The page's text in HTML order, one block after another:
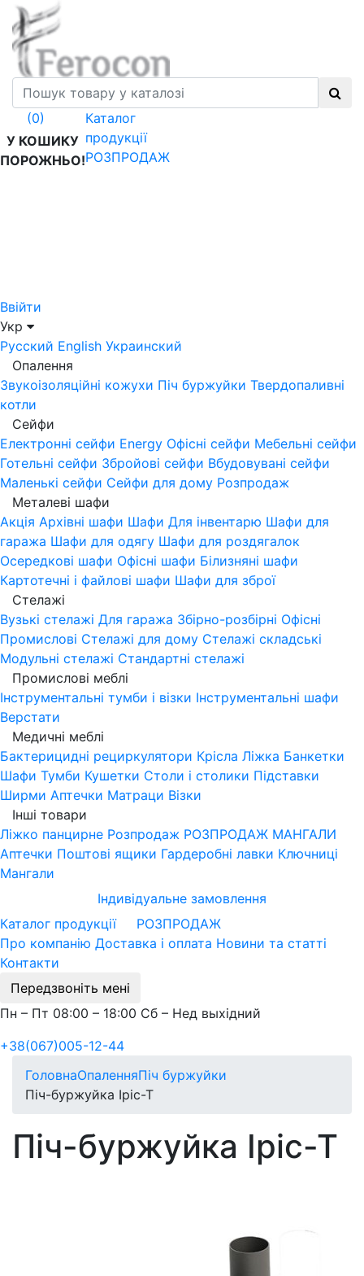
(0)
У КОШИКУ
ПОРОЖНЬО!
Каталог
продукції
РОЗПРОДАЖ
Ввійти
Укр
Русский English Украинский
Опалення
Звукоізоляційні кожухи Піч буржуйки Твердопаливні
котли
Сейфи
Електронні сейфи Energy Офісні сейфи Мебельні сейфи
Готельні сейфи Збройові сейфи Вбудовувані сейфи
Маленькі сейфи Сейфи для дому Розпродаж
Металеві шафи
Акція Архівні шафи Шафи Для інвентарю Шафи для
гаража Шафи для одягу Шафи для роздягалок
Осередкові шафи Офісні шафи Білизняні шафи
Картотечні і файлові шафи Шафи для зброї
Стелажі
Вузькі стелажі Для гаража Збірно-розбірні Офісні
Промислові Стелажі для дому Стелажі складські
Модульні стелажі Стандартні стелажі
Промислові меблі
Інструментальні тумби і візки Інструментальні шафи
Верстати
Медичні меблі
Бактерицидні рециркулятори Крісла Ліжка Банкетки
Шафи Тумби Кушетки Столи і столики Підставки
Ширми Аптечки Матраци Візки
Інші товари
Ліжко панцирне Розпродаж РОЗПРОДАЖ МАНГАЛИ
Аптечки Поштові ящики Гардеробні лавки Ключниці
Мангали
Індивідуальне замовлення
Каталог продукції
РОЗПРОДАЖ
Про компанію Доставка і оплата Новини та статті
Контакти
Передзвоніть мені
Пн – Пт 08:00 – 18:00 Сб – Нед выхідний
+38(067)005-12-44
ГоловнаОпаленняПіч буржуйки
Піч-буржуйка Іріс-Т
Піч-буржуйка Іріс-Т